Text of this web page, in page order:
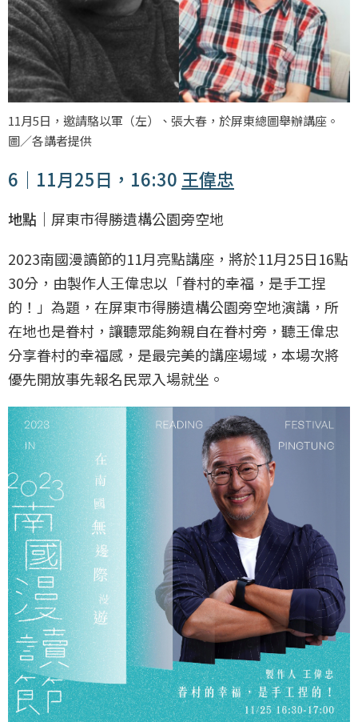
11月5日，邀請駱以軍（左）、張大春，於屏東總圖舉辦講座。
圖／各講者提供
6｜11月25日，16:30 王偉忠
地點｜ 屏東市得勝遺構公園旁空地
2023南國漫讀節的11月亮點講座，將於11月25日16點
30分，由製作人王偉忠以「眷村的幸福，是手工捏
的！」為題，在屏東市得勝遺構公園旁空地演講，所
在地也是眷村，讓聽眾能夠親自在眷村旁，聽王偉忠
分享眷村的幸福感，是最完美的講座場域，本場次將
優先開放事先報名民眾入場就坐。